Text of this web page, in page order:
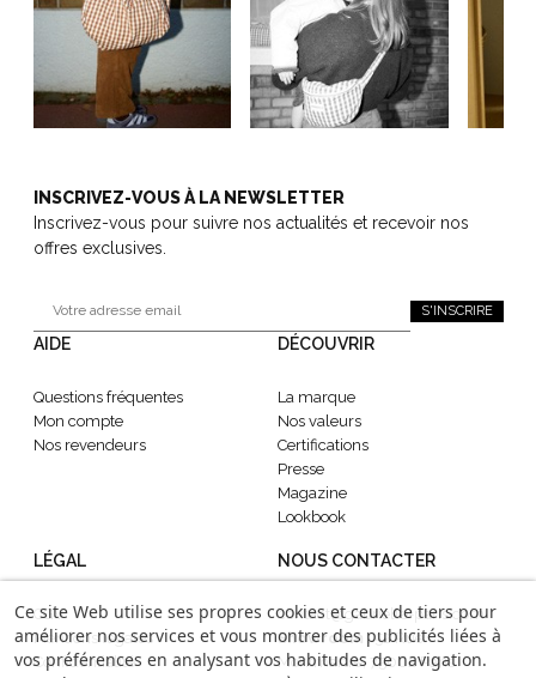
INSCRIVEZ-VOUS À LA NEWSLETTER
Inscrivez-vous pour suivre nos actualités et recevoir nos
offres exclusives.
S'INSCRIRE
AIDE
Questions fréquentes
Mon compte
Nos revendeurs
DÉCOUVRIR
La marque
Nos valeurs
Certifications
Presse
Magazine
Lookbook
LÉGAL
CGV
Mentions légales
Confidentialité
NOUS CONTACTER
contact@gabrielle-paris.com
Showroom : 52 Rue
Montmartre, 75002 Paris
Ce site Web utilise ses propres cookies et ceux de tiers pour
améliorer nos services et vous montrer des publicités liées à
vos préférences en analysant vos habitudes de navigation.